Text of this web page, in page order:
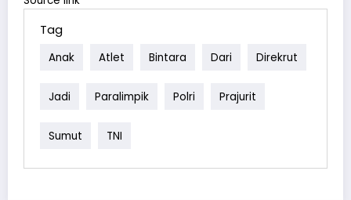
Tag
Anak Atlet Bintara Dari Direkrut
Jadi Paralimpik Polri Prajurit
Sumut TNI